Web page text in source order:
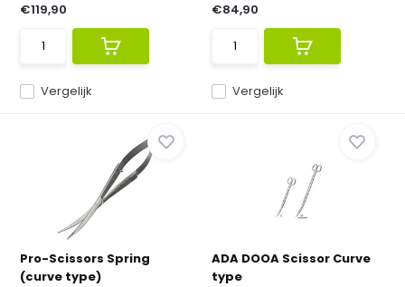
Vergelijk
€119,90
Vergelijk
€84,90
Pro-Scissors Spring
(curve type)
ADA DOOA Scissor Curve
type